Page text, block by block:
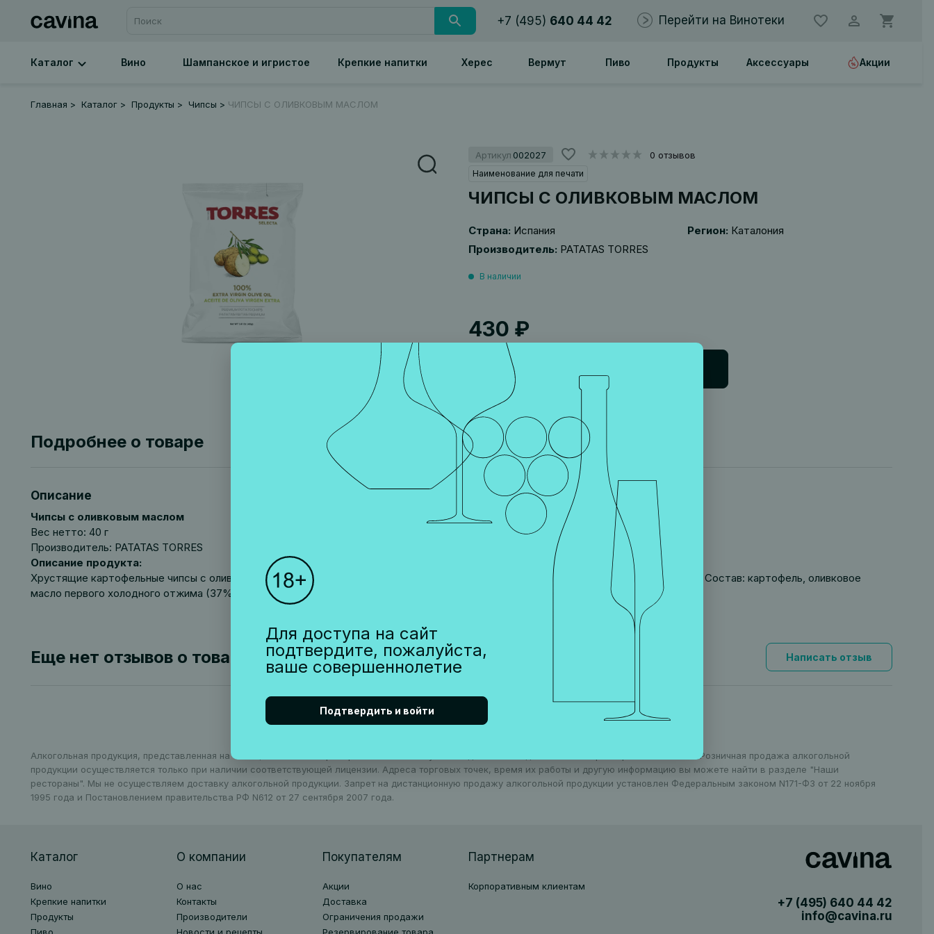
+7 (495) 640 44 42 Перейти на Винотеки
Каталог Вино Шампанское и игристое Крепкие напитки Херес Вермут Пиво Продукты Аксессуары Акции
Главная Каталог Продукты Чипсы ЧИПСЫ С ОЛИВКОВЫМ МАСЛОМ
Артикул 002027 0 отзывов
Наименование для печати
ЧИПСЫ С ОЛИВКОВЫМ МАСЛОМ
Страна: Испания Регион: Каталония
Производитель: PATATAS TORRES
В наличии
430 ₽
Подробнее о товаре
Описание
Чипсы с оливковым маслом
Вес нетто: 40 г
Производитель: PATATAS TORRES
Описание продукта:
Хрустящие картофельные чипсы с оливковым маслом. Классический продукт с изысканным травяным ароматом оливкового масла. Состав: картофель, оливковое
масло первого холодного отжима (37%), соль.
Еще нет отзывов о товаре Написать отзыв
Алкогольная продукция, представленная на сайте, может быть приобретена только в пункте выдачи или в одном из наших ресторанов в Москве. Розничная продажа алкогольной
продукции осуществляется только при наличии соответствующей лицензии. Адреса торговых точек, время их работы и другую информацию вы можете найти в разделе "Наши
рестораны". Мы не осуществляем доставку алкогольной продукции. Запрет на дистанционную продажу алкогольной продукции установлен Федеральным законом N171-ФЗ от 22 ноября
1995 года и Постановлением правительства РФ N612 от 27 сентября 2007 года.
Каталог
Вино
Крепкие напитки
Продукты
О компании
О нас
Контакты
Производители
Покупателям
Акции
Доставка
Ограничения продажи
Партнерам
Корпоративным клиентам
+7 (495) 640 44 42
info@cavina.ru
Для доступа на сайт
подтвердите, пожалуйста,
ваше совершеннолетие
Подтвердить и войти